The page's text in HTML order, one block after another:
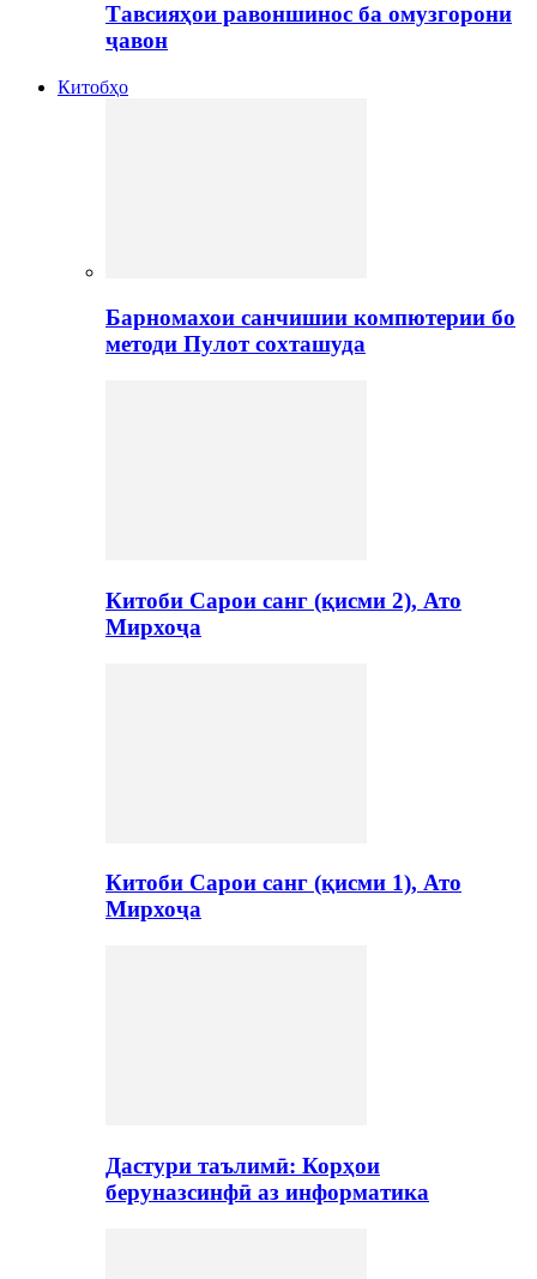
Тавсияҳои равоншинос ба омузгорони
ҷавон
Китобҳо
Барномахои санчишии компютерии бо
методи Пулот сохташуда
Китоби Сарои санг (қисми 2), Ато
Мирхоҷа
Китоби Сарои санг (қисми 1), Ато
Мирхоҷа
Дастури таълимӣ: Корҳои
беруназсинфӣ аз информатика